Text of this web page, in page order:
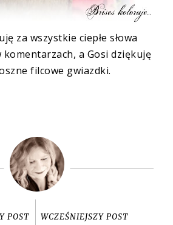
za wszystkie ciepłe słowa
a Gosi dziękuję
filcowe gwiazdki.
POST WCZEŚNIEJSZY POST